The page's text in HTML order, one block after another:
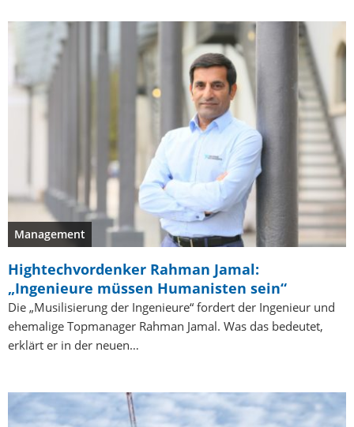
Management
Hightechvordenker Rahman Jamal:
„Ingenieure müssen Humanisten sein“
Die „Musilisierung der Ingenieure“ fordert der Ingenieur und
ehemalige Topmanager Rahman Jamal. Was das bedeutet,
erklärt er in der neuen…